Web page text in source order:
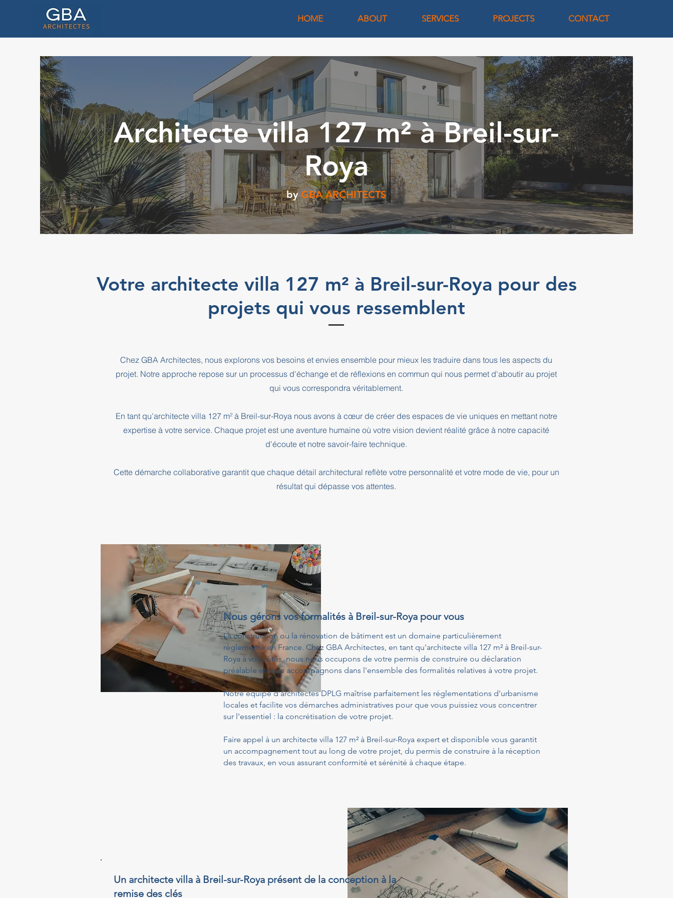
HOME ABOUT SERVICES PROJECTS CONTACT
Architecte villa 127 m² à Breil-sur-
Roya
by GBA ARCHITECTS
Votre architecte villa 127 m² à Breil-sur-Roya pour des
projets qui vous ressemblent
Chez GBA Architectes, nous explorons vos besoins et envies ensemble pour mieux les traduire dans tous les aspects du
projet. Notre approche repose sur un processus d'échange et de réflexions en commun qui nous permet d'aboutir au projet
qui vous correspondra véritablement.
En tant qu'architecte villa 127 m² à Breil-sur-Roya nous avons à cœur de créer des espaces de vie uniques en mettant notre
expertise à votre service. Chaque projet est une aventure humaine où votre vision devient réalité grâce à notre capacité
d'écoute et notre savoir-faire technique.
Cette démarche collaborative garantit que chaque détail architectural reflète votre personnalité et votre mode de vie, pour un
résultat qui dépasse vos attentes.
Nous gérons vos formalités à Breil-sur-Roya pour vous
La construction ou la rénovation de bâtiment est un domaine particulièrement
réglementé en France. Chez GBA Architectes, en tant qu'architecte villa 127 m² à Breil-sur-
Roya à vos côtés, nous nous occupons de votre permis de construire ou déclaration
préalable et vous accompagnons dans l'ensemble des formalités relatives à votre projet.
Notre équipe d'architectes DPLG maîtrise parfaitement les réglementations d'urbanisme
locales et facilite vos démarches administratives pour que vous puissiez vous concentrer
sur l'essentiel : la concrétisation de votre projet.
Faire appel à un architecte villa 127 m² à Breil-sur-Roya expert et disponible vous garantit
un accompagnement tout au long de votre projet, du permis de construire à la réception
des travaux, en vous assurant conformité et sérénité à chaque étape.
Un architecte villa à Breil-sur-Roya présent de la conception à la
remise des clés